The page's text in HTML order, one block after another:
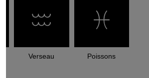
Verseau Poissons